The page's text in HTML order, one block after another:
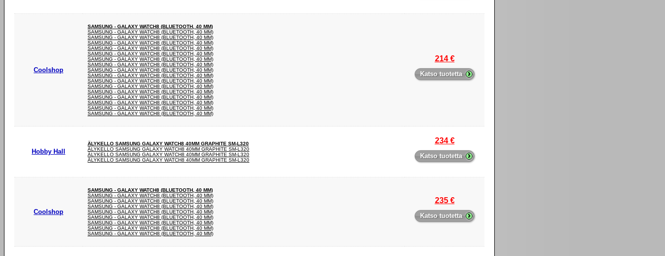
Coolshop
SAMSUNG - GALAXY WATCH8 (BLUETOOTH, 40 MM)
SAMSUNG - GALAXY WATCH8 (BLUETOOTH, 40 MM)
SAMSUNG - GALAXY WATCH8 (BLUETOOTH, 40 MM)
SAMSUNG - GALAXY WATCH8 (BLUETOOTH, 40 MM)
SAMSUNG - GALAXY WATCH8 (BLUETOOTH, 40 MM)
SAMSUNG - GALAXY WATCH8 (BLUETOOTH, 40 MM)
SAMSUNG - GALAXY WATCH8 (BLUETOOTH, 40 MM)
SAMSUNG - GALAXY WATCH8 (BLUETOOTH, 40 MM)
SAMSUNG - GALAXY WATCH8 (BLUETOOTH, 40 MM)
SAMSUNG - GALAXY WATCH8 (BLUETOOTH, 40 MM)
SAMSUNG - GALAXY WATCH8 (BLUETOOTH, 40 MM)
SAMSUNG - GALAXY WATCH8 (BLUETOOTH, 40 MM)
SAMSUNG - GALAXY WATCH8 (BLUETOOTH, 40 MM)
SAMSUNG - GALAXY WATCH8 (BLUETOOTH, 40 MM)
SAMSUNG - GALAXY WATCH8 (BLUETOOTH, 40 MM)
SAMSUNG - GALAXY WATCH8 (BLUETOOTH, 40 MM)
SAMSUNG - GALAXY WATCH8 (BLUETOOTH, 40 MM)
214 €
›
Katso tuotetta
Hobby Hall
ÄLYKELLO SAMSUNG GALAXY WATCH8 40MM GRAPHITE SM-L320
ÄLYKELLO SAMSUNG GALAXY WATCH8 40MM GRAPHITE SM-L320
ÄLYKELLO SAMSUNG GALAXY WATCH8 40MM GRAPHITE SM-L320
ÄLYKELLO SAMSUNG GALAXY WATCH8 40MM GRAPHITE SM-L320
234 €
›
Katso tuotetta
Coolshop
SAMSUNG - GALAXY WATCH8 (BLUETOOTH, 40 MM)
SAMSUNG - GALAXY WATCH8 (BLUETOOTH, 40 MM)
SAMSUNG - GALAXY WATCH8 (BLUETOOTH, 40 MM)
SAMSUNG - GALAXY WATCH8 (BLUETOOTH, 40 MM)
SAMSUNG - GALAXY WATCH8 (BLUETOOTH, 40 MM)
SAMSUNG - GALAXY WATCH8 (BLUETOOTH, 40 MM)
SAMSUNG - GALAXY WATCH8 (BLUETOOTH, 40 MM)
SAMSUNG - GALAXY WATCH8 (BLUETOOTH, 40 MM)
SAMSUNG - GALAXY WATCH8 (BLUETOOTH, 40 MM)
235 €
›
Katso tuotetta